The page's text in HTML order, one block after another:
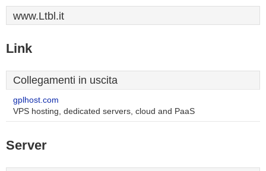
www.Ltbl.it
Link
Collegamenti in uscita
gplhost.com
VPS hosting, dedicated servers, cloud and PaaS
Server